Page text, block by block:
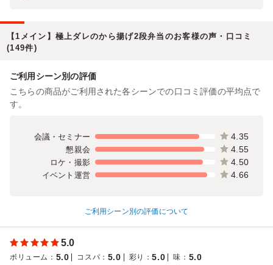
【1メイン】極上ダレのから揚げ2段弁当のお客様の声・口コミ
(149件)
ご利用シーン別の評価
こちらの商品がご利用された各シーンでの口コミ評価の平均点で
す。
会議・セミナー 4.35
懇親会 4.55
ロケ・撮影 4.50
イベント運営 4.66
ご利用シーン別の評価について
5.0
ボリューム ： 5.0 コスパ ： 5.0 彩り ：5.0 味 ： 5.0